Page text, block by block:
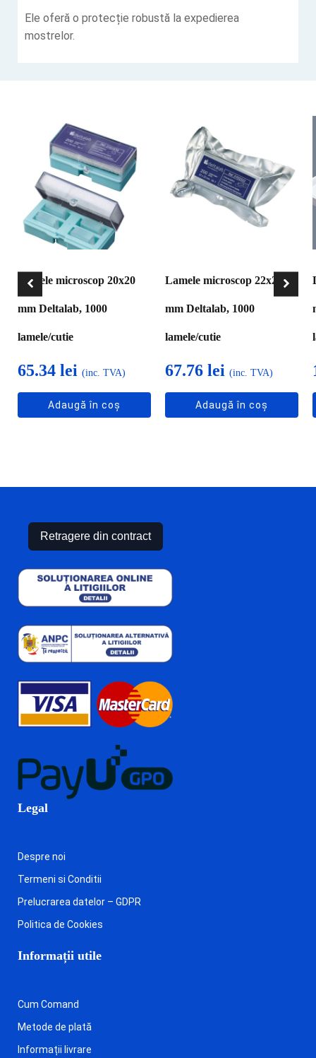
Ele oferă o protecție robustă la expedierea
mostrelor.
Lamele microscop 20x20
mm Deltalab, 1000
lamele/cutie
65.34 lei (inc. TVA)
Adaugă în coș
Lamele microscop 22x22
mm Deltalab, 1000
lamele/cutie
67.76 lei (inc. TVA)
Adaugă în coș
Retragere din contract
Legal
Despre noi
Termeni si Conditii
Prelucrarea datelor – GDPR
Politica de Cookies
Informații utile
Cum Comand
Metode de plată
Informații livrare